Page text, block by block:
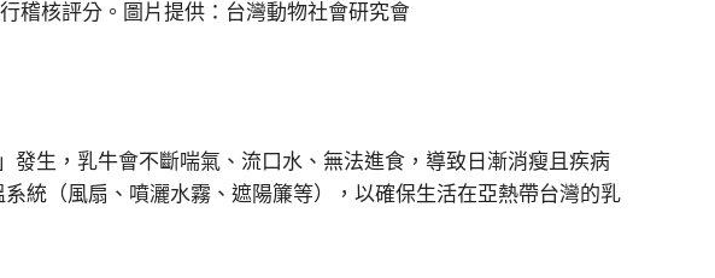
生，乳牛會不斷喘氣、流口水、無法進食，導致日漸消瘦且疾病
統（風扇、噴灑水霧、遮陽簾等），以確保生活在亞熱帶台灣的乳